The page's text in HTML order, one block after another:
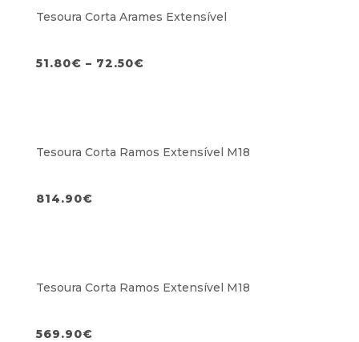
Tesoura Corta Arames Extensível
51.80€ – 72.50€
Tesoura Corta Ramos Extensível M18
814.90€
Tesoura Corta Ramos Extensível M18
569.90€